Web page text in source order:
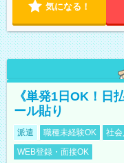
気になる！
《単発1日OK！日
ール貼り
派遣 職種未経験OK 社
WEB登録・面接OK